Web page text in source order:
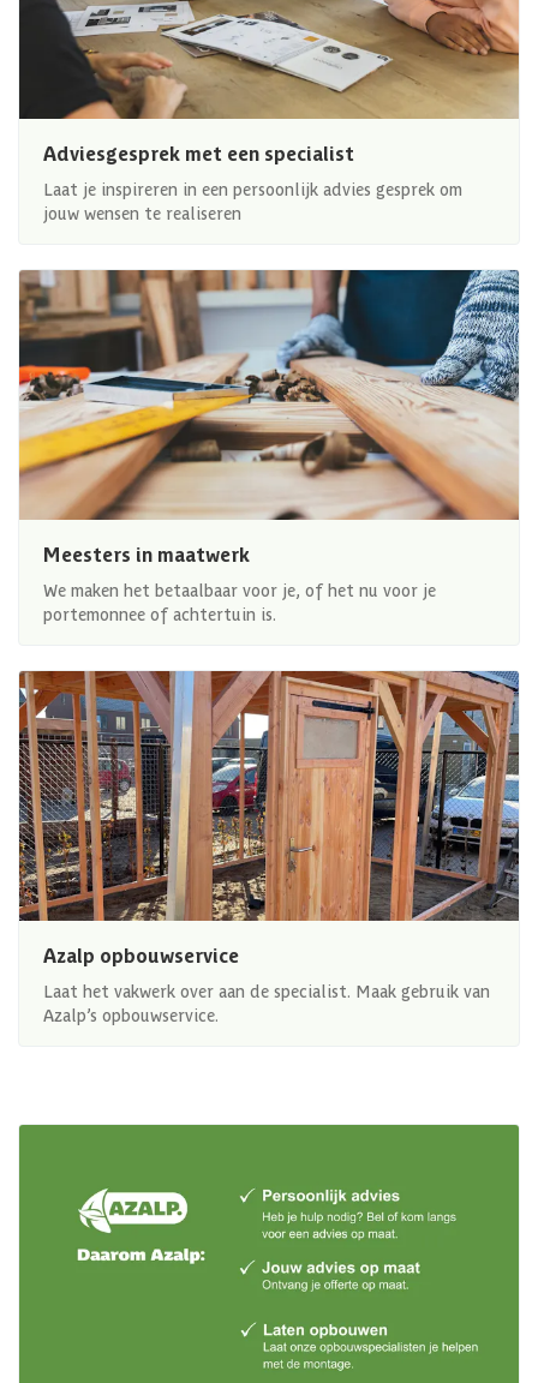
Adviesgesprek met een specialist
Laat je inspireren in een persoonlijk advies gesprek om
jouw wensen te realiseren
Meesters in maatwerk
We maken het betaalbaar voor je, of het nu voor je
portemonnee of achtertuin is.
Azalp opbouwservice
Laat het vakwerk over aan de specialist. Maak gebruik van
Azalp’s opbouwservice.